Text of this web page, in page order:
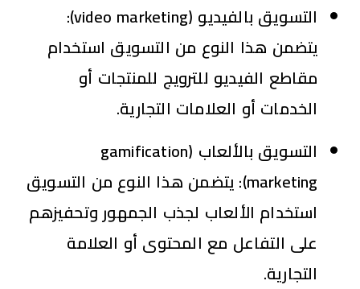
التسويق بالفيديو (video marketing)
:
يتضمن هذا النوع من التسويق استخدام
مقاطع الفيديو للترويج للمنتجات أو
الخدمات أو العلامات التجارية.
التسويق بالألعاب (gamification
marketing): يتضمن هذا النوع من التسويق
استخدام الألعاب لجذب الجمهور وتحفيزهم
على التفاعل مع المحتوى أو العلامة
التجارية.